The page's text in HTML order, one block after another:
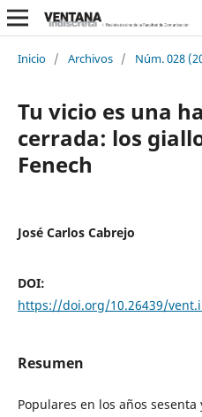
Inicio / Archivos / Núm. 028
Tu vicio es una
cerrada: los
Fenech
José Carlos Cabrejo
DOI:
https://doi.org/10.26439/
Resumen
Populares en los años